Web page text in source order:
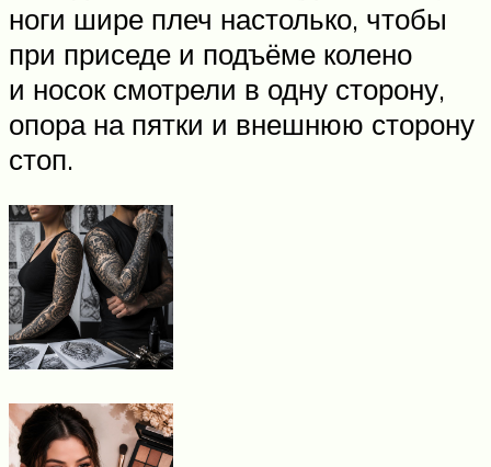
ноги шире плеч настолько, чтобы
при приседе и подъёме колено
и носок смотрели в одну сторону,
опора на пятки и внешнюю сторону
стоп.